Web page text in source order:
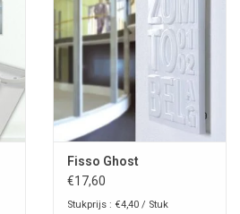
Fisso Ghost
€17,60
Stukprijs : €4,40 / Stuk